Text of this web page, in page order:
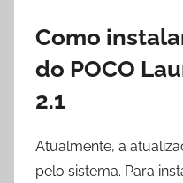
Como
do POCO
2.1
Atualmente, a
pelo sistema. Para